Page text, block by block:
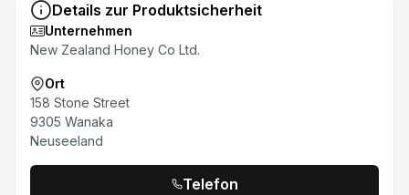
Details zur Produktsicherheit
Unternehmen
New Zealand Honey Co Ltd.
Ort
158 Stone Street
9305 Wanaka
Neuseeland
Telefon